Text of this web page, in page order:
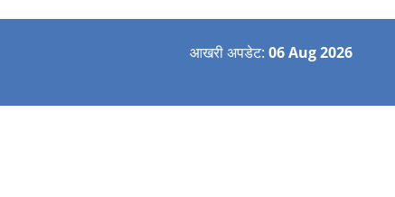
आखरी अपडेट: 06 Aug 2026